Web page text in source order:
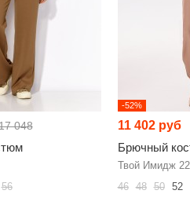
048
56
-52%
11 402 руб
Брючный
Твой Имидж
46 48 50 52